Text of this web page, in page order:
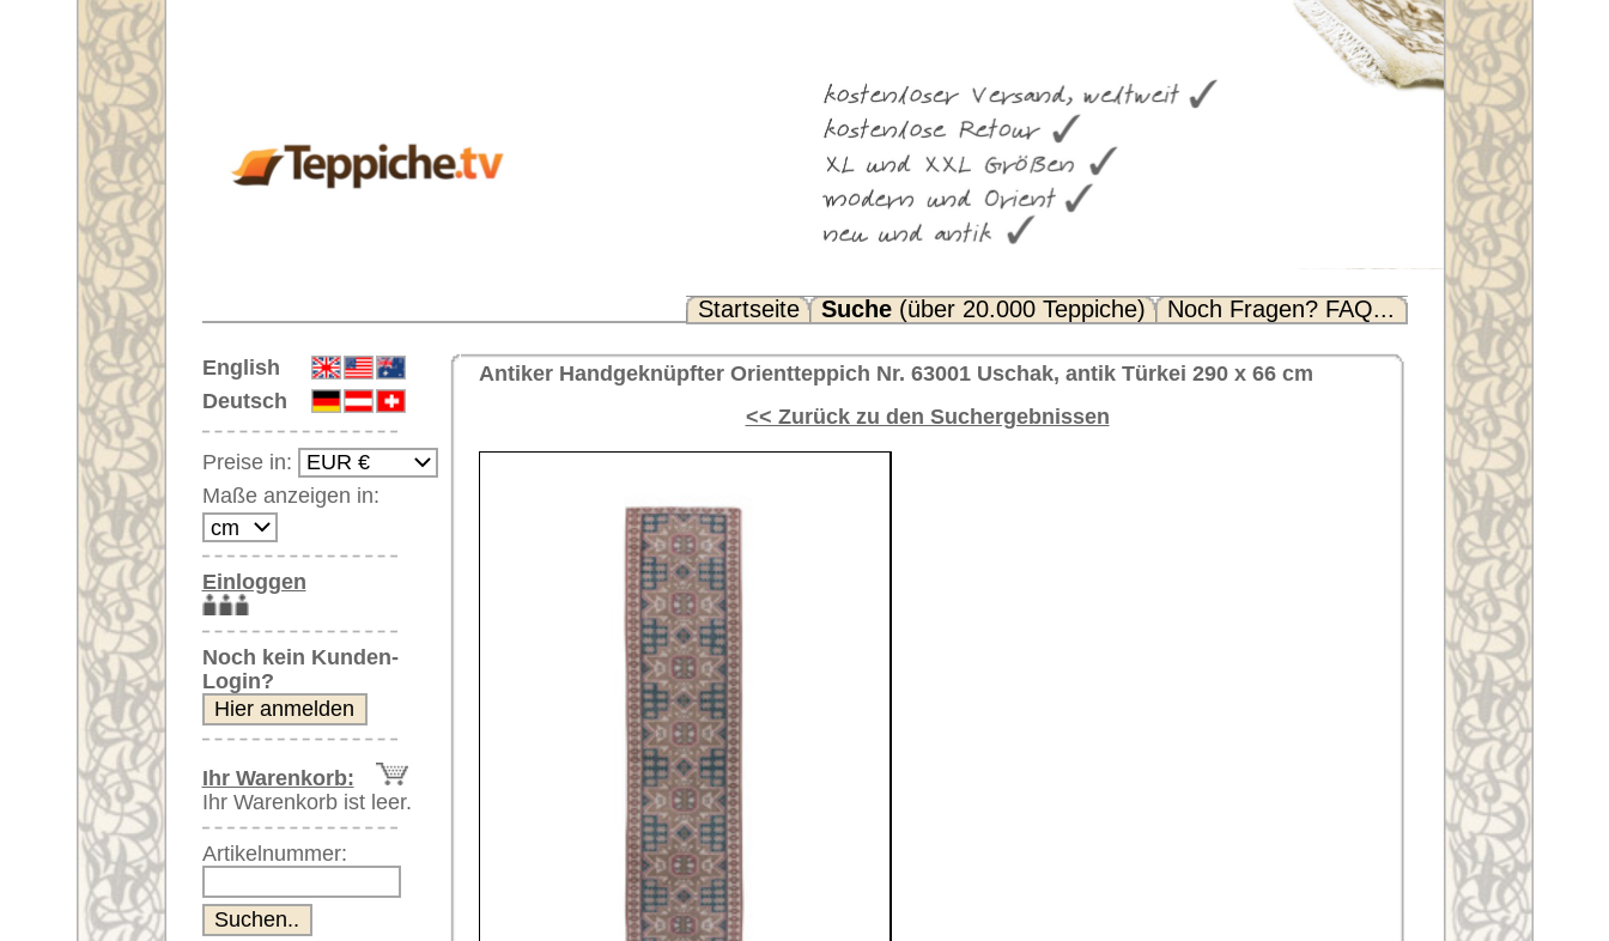
Noch Fragen? FAQ...
English
Deutsch
Preise in:
Maße anzeigen in:
Einloggen
Noch kein Kunden-
Login?
Ihr Warenkorb:
Ihr Warenkorb ist leer.
Artikelnummer:
Moderne Teppiche
Orientteppiche
Unifarben/ungemustert
Seidenteppiche
Große Teppiche
(über 300x200 cm)
Sehr große XL Teppiche
(über 400x200 cm)
Riesige XXL Teppiche
(über 600x200 cm)
Läufer / Galerien
Runde & ovale Teppiche
Antike Teppiche
Antike China Teppiche
Weitere größere Bilder (öffnen sich in neuem Fenster)
Bitte klicken Sie auf die kleinen Bilder weiter unten für Bilder in höherer Auflösung
Hauptbild Bild Nr. 4 Bild Nr. 5